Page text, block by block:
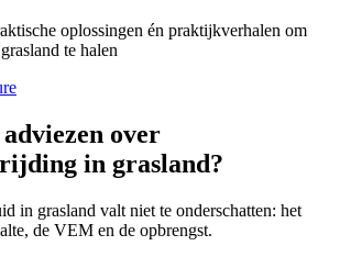
oplossingen én praktijkverhalen om
te halen
over
in grasland?
in grasland valt niet te onderschatten: het
de VEM en de opbrengst.